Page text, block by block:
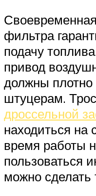
фильтра
подачу
привод
должны плотно
штуцерам.
дроссельной
находиться на
время работы
пользоваться
можно сделать